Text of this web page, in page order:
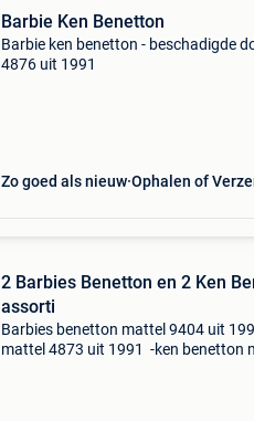
Barbie Ken Benetton
Barbie ken benetton - beschadigde
4876 uit 1991
Zo goed als nieuw Ophalen of
2 Barbies Benetton en 2 Ken
assorti
Barbies benetton mattel 9404 uit
mattel 4873 uit 1991 -ken benetton